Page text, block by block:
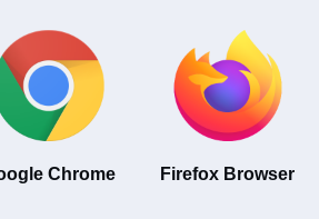
Chrome Firefox Browser